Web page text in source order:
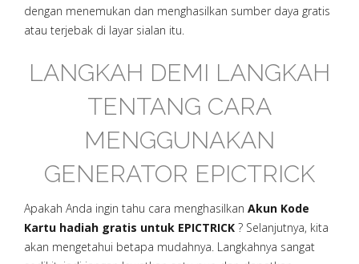
dengan menemukan dan menghasilkan sumber daya gratis
atau terjebak di layar sialan itu.
LANGKAH DEMI LANGKAH
TENTANG CARA
MENGGUNAKAN
GENERATOR EPICTRICK
Apakah Anda ingin tahu cara menghasilkan Akun Kode
Kartu hadiah gratis untuk EPICTRICK ? Selanjutnya, kita
akan mengetahui betapa mudahnya. Langkahnya sangat